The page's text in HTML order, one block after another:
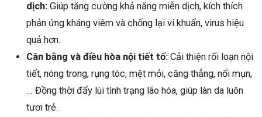
dịch: Giúp tăng cường khả năng miễn dịch, kích thích
phản ứng kháng viêm và chống lại vi khuẩn, virus hiệu
quả hơn.
Cân bằng và điều hòa nội tiết tố: Cải thiện rối loạn nội
tiết, nóng trong, rụng tóc, mệt mỏi, căng thẳng, nổi mụn,
… Đồng thời đẩy lùi tình trạng lão hóa, giúp làn da luôn
tươi trẻ.